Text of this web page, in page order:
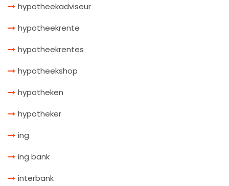
hypotheekadviseur
hypotheekrente
hypotheekrentes
hypotheekshop
hypotheken
hypotheker
ing
ing bank
interbank